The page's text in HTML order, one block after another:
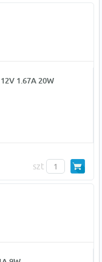
1.67A 20W
szt